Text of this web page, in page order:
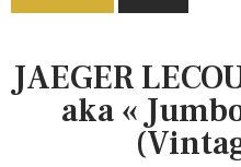
JAEGER
aka «